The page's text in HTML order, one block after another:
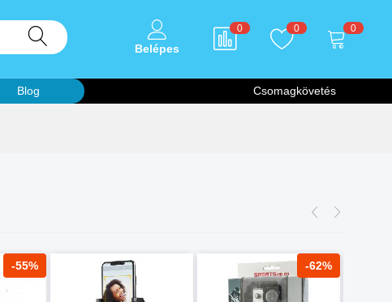
Belépes
0 0 0
Blog Csomagkövetés
-55% -62%